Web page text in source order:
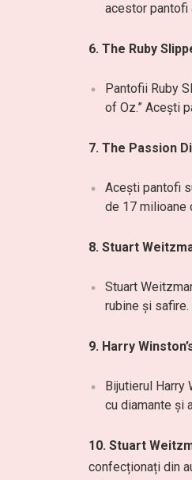
acestor pantofi
6. The Ruby
Pantofii Ruby
of Oz.” Acești
7. The Passion
Acești pantofi
de 17 milioane
8. Stuart
Stuart
rubine și safire.
9. Harry
Bijutierul Harry
cu diamante și
10. Stuart
confecționați din